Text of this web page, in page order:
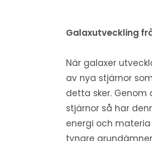
Galaxutveckling
När galaxer
av nya stjärnor
detta sker.
stjärnor så har
energi och
tyngre